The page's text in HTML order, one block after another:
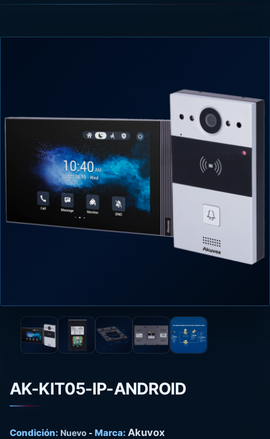
AK-KIT05-IP-ANDROID
Condición: Nuevo - Marca: Akuvox